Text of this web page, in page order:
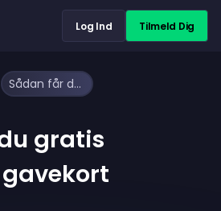
Log Ind Tilmeld Dig
Sådan får du gratis Shinsegae gavekort
gratis